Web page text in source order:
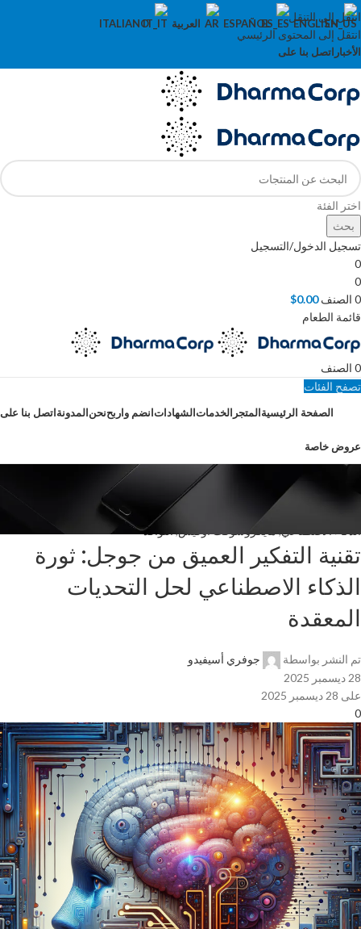
انتقل إلى التنقل
انتقل إلى المحتوى الرئيسي
ENGLISH
ESPAÑOL العربية ITALIANO
الأخبار اتصل بنا على
اختر الفئة
بحث
تسجيل الدخول/التسجيل
0
0
0 الصنف $0.00
قائمة الطعام
0 الصنف
تصفح الفئات
الصفحة الرئيسيةالمتجر الخدماتالشهاداتانضم واربحنحنالمدونةاتصل بنا على
عروض خاصة
الذكاء الاصطناعي
النوافذ
تقنية التفكير العميق من جوجل: ثورة
الذكاء الاصطناعي لحل التحديات
المعقدة
تم النشر بواسطة
جوفري أسيفيدو
28 ديسمبر 2025
على 28 ديسمبر 2025
0